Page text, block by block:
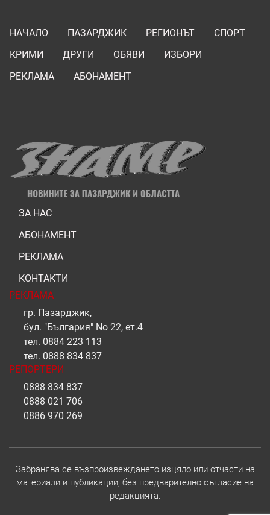
НАЧАЛО ПАЗАРДЖИК РЕГИОНЪТ
СПОРТ
КРИМИ
ДРУГИ ОБЯВИ
ИЗБОРИ
РЕКЛАМА
АБОНАМЕНТ
ЗА НАС
АБОНАМЕНТ
РЕКЛАМА
КОНТАКТИ
РЕКЛАМА
гр. Пазарджик,
бул. "България" No 22, ет.4
тел. 0884 223 113
тел. 0888 834 837
РЕПОРТЕРИ
0888 834 837
0888 021 706
0886 970 269
Забранява се възпроизвеждането изцяло или отчасти на
материали и публикации, без предварително съгласие на
редакцията.